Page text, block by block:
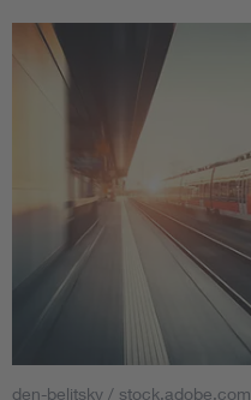
Energy
Industry
Living
Smart Cities
den-belitsky / stock.adobe.com